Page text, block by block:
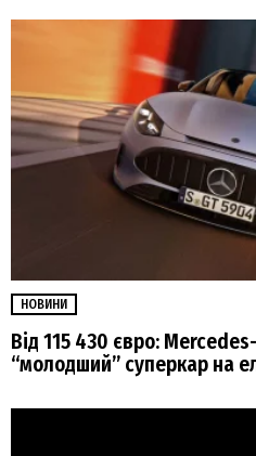
НОВИНИ
Від 115 430 євро:
“молодший” суперкар на